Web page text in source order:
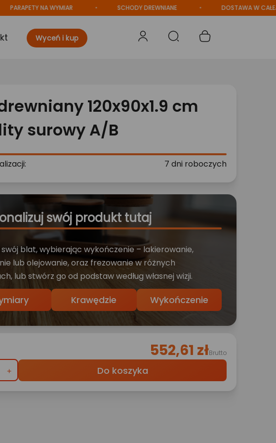
NA WYMIAR SCHODY DREWNIANE DOSTAWA W CAŁEJ
Wyceń i kup
120x90x1.9 cm
surowy A/B
7 dni roboczych
swój produkt tutaj
swój blat, wybierając wykończenie – lakierowanie,
lub olejowanie, oraz frezowanie w różnych
lub stwórz go od podstaw według własnej wizji.
Krawędzie Wykończenie
552,61 złBrutto
Do koszyka